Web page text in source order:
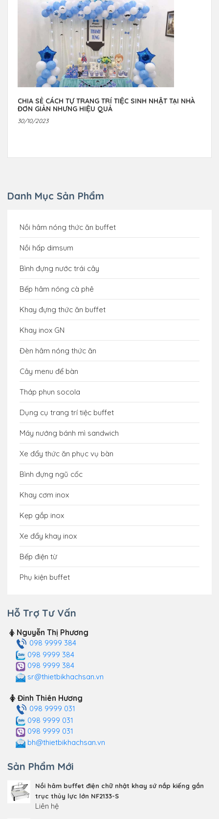
CHIA SẺ CÁCH TỰ TRANG TRÍ TIỆC SINH NHẬT TẠI NHÀ
ĐƠN GIẢN NHƯNG HIỆU QUẢ
30/10/2023
Danh Mục Sản Phẩm
Nồi hâm nóng thức ăn buffet
Nồi hấp dimsum
Bình đựng nước trái cây
Bếp hâm nóng cà phê
Khay đựng thức ăn buffet
Khay inox GN
Đèn hâm nóng thức ăn
Cây menu để bàn
Tháp phun socola
Dụng cụ trang trí tiệc buffet
Máy nướng bánh mì sandwich
Xe đẩy thức ăn phục vụ bàn
Bình đựng ngũ cốc
Khay cơm inox
Kẹp gắp inox
Xe đẩy khay inox
Bếp điện từ
Phụ kiện buffet
Hỗ Trợ Tư Vấn
Nguyễn Thị Phương
098 9999 384
098 9999 384
098 9999 384
sr@thietbikhachsan.vn
Đinh Thiên Hương
098 9999 031
098 9999 031
098 9999 031
bh@thietbikhachsan.vn
Sản Phẩm Mới
Nồi hâm buffet điện chữ nhật khay sứ nắp kiếng gắn
trục thủy lực lớn NF2133-S
Liên hệ